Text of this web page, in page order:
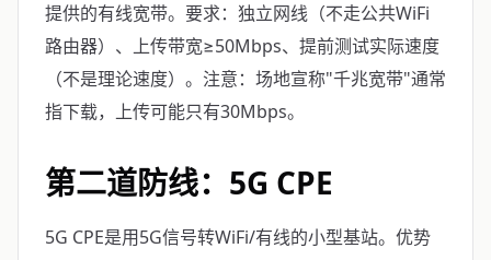
提供的有线宽带。要求：独立网线（不走公共WiFi
路由器）、上传带宽≥50Mbps、提前测试实际速度
（不是理论速度）。注意：场地宣称"千兆宽带"通常
指下载，上传可能只有30Mbps。
第二道防线：5G CPE
5G CPE是用5G信号转WiFi/有线的小型基站。优势